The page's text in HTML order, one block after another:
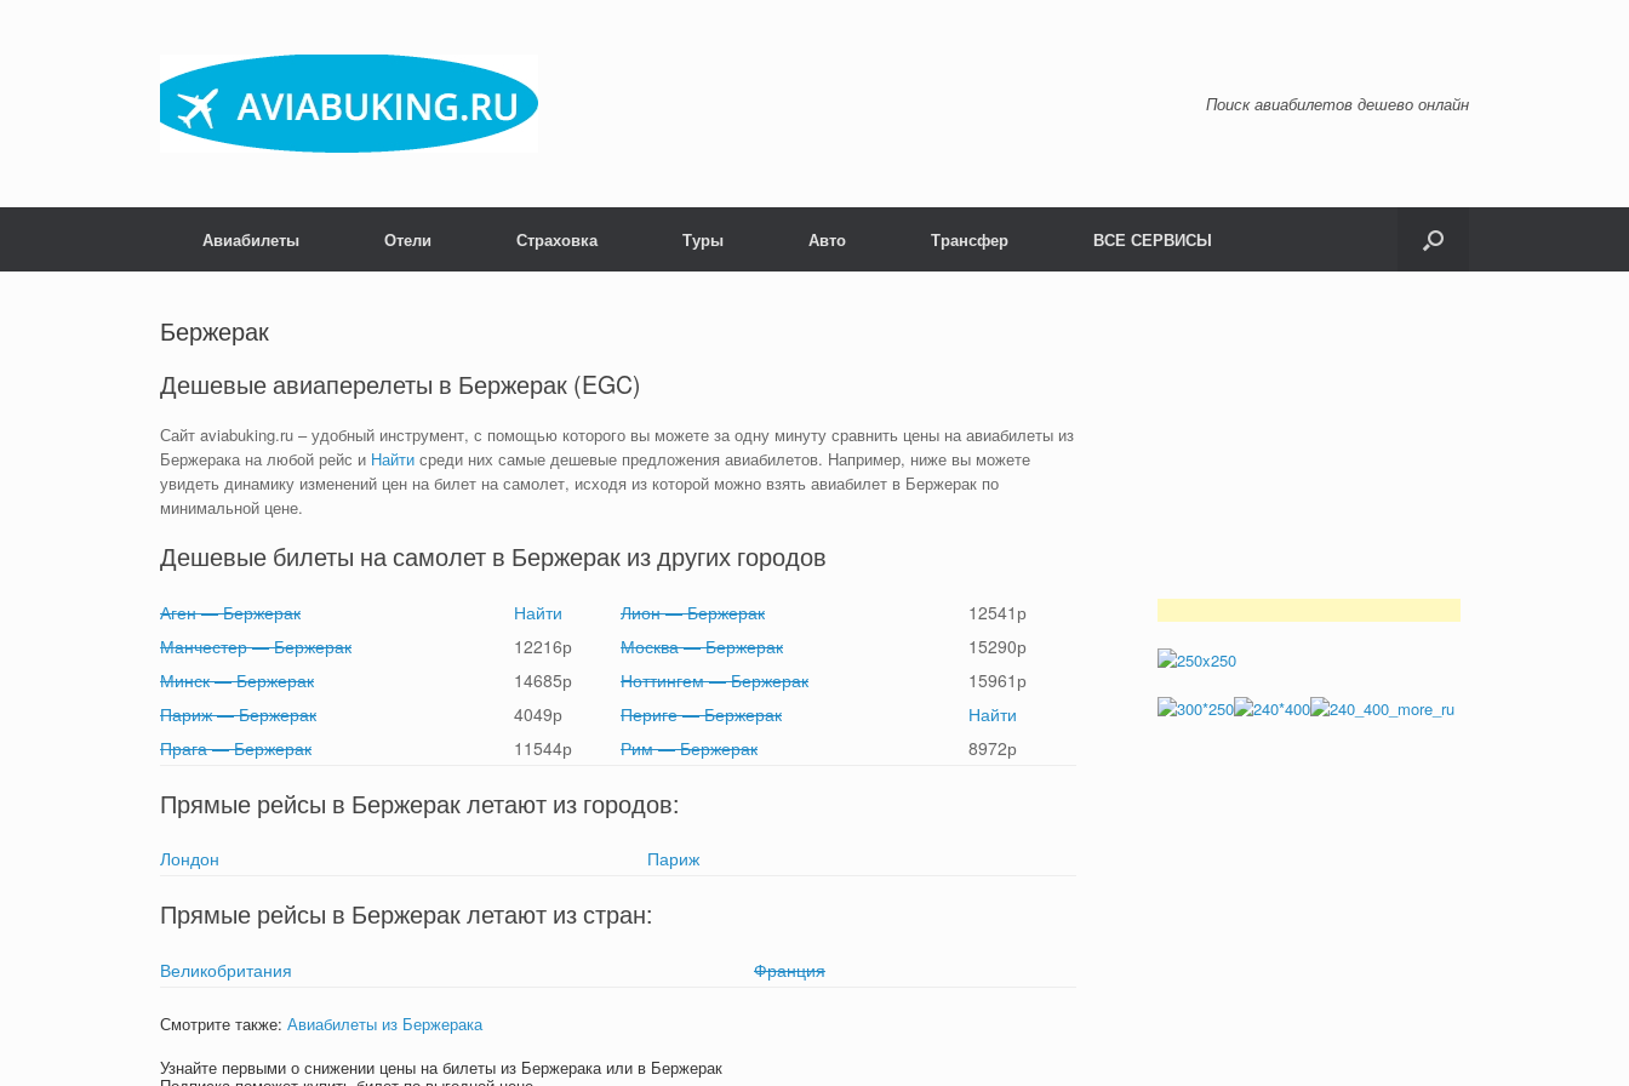
Поиск авиабилетов дешево онлайн
Авиабилеты Отели Страховка Туры Авто Трансфер ВСЕ СЕРВИСЫ
Бержерак
Дешевые авиаперелеты в Бержерак (EGC)
Сайт aviabuking.ru – удобный инструмент, с помощью которого вы можете за одну минуту сравнить цены на авиабилеты из
Бержерака на любой рейс и Найти среди них самые дешевые предложения авиабилетов. Например, ниже вы можете
увидеть динамику изменений цен на билет на самолет, исходя из которой можно взять авиабилет в Бержерак по
минимальной цене.
Дешевые билеты на самолет в Бержерак из других городов
Аген — Бержерак Найти Лион — Бержерак 12541 р
Манчестер — Бержерак
12216р Москва — Бержерак 15290р
Минск — Бержерак
14685р Ноттингем — Бержерак 15961 р
Париж — Бержерак
4049р Периге — Бержерак
Найти
Прага — Бержерак
11544р Рим — Бержерак 8972р
Прямые рейсы в Бержерак летают из городов:
Лондон Париж
Прямые рейсы в Бержерак летают из стран:
Великобритания Франция
Смотрите также: Авиабилеты из Бержерака
Узнайте первыми о снижении цены на билеты из Бержерака или в Бержерак